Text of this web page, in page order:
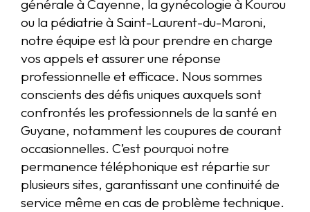
générale à Cayenne, la gynécologie à Kourou
ou la pédiatrie à Saint-Laurent-du-Maroni,
notre équipe est là pour prendre en charge
vos appels et assurer une réponse
professionnelle et efficace. Nous sommes
conscients des défis uniques auxquels sont
confrontés les professionnels de la santé en
Guyane, notamment les coupures de courant
occasionnelles. C’est pourquoi notre
permanence téléphonique est répartie sur
plusieurs sites, garantissant une continuité de
service même en cas de problème technique.